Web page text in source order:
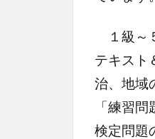
１級～
テキスト
治、地域
「練習
検定問題